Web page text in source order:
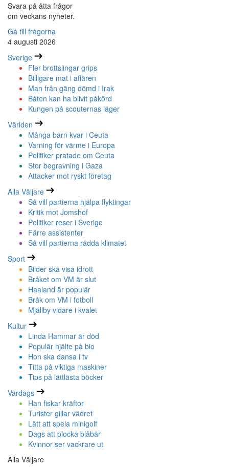
Svara på åtta frågor
om veckans nyheter.
Gå till frågorna
4 augusti 2026
Sverige
Fler brottslingar grips
Billigare mat i affären
Man från gäng dömd i Irak
Båten kan ha blivit påkörd
Kungen på scouternas läger
Världen
Många barn kvar i Ceuta
Varning för värme i Europa
Politiker pratade om Ceuta
Stor begravning i Gaza
Attacker mot ryskt företag
Alla Väljare
Så vill partierna hjälpa flyktingar
Kritik mot Jomshof
Politiker reser i Sverige
Färre assistenter
Så vill partierna rädda klimatet
Sport
Bilder ska visa idrott
Bråket om VM är slut
Haaland är populär
Bråk om VM i fotboll
Mjällby vidare i kvalet
Kultur
Linda Hammar är död
Populär hjälte på bio
Hon ska dansa i tv
Titta på viktiga maskiner
Tips på lättlästa böcker
Vardags
Han fiskar kräftor
Turister gillar vädret
Lätt att spela minigolf
Dags att plocka blåbär
Kvinnor ser vackrare ut
Alla Väljare